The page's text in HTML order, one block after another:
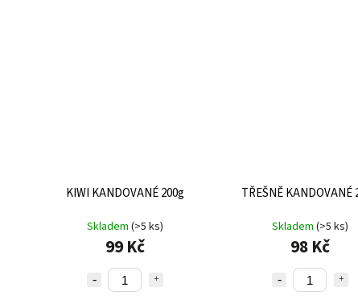
KIWI KANDOVANÉ 200g
Skladem (>5 ks)
99 Kč
TŘEŠNĚ KANDOVANÉ
Skladem (>5 ks)
98 Kč